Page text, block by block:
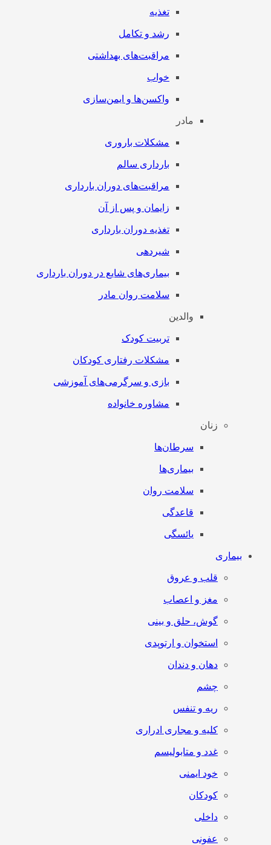
تغذیه
رشد و تکامل
مراقبت‌های بهداشتی
خواب
واکسن‌ها و ایمن‌سازی
مادر
مشکلات باروری
بارداری سالم
مراقبت‌های دوران بارداری
زایمان و پس از آن
تغذیه دوران بارداری
شیردهی
بیماری‌های شایع در دوران بارداری
سلامت روان مادر
والدین
تربیت کودک
مشکلات رفتاری کودکان
بازی و سرگرمی‌های آموزشی
مشاوره خانواده
زنان
سرطان‌‌ها
بیماری‌ها
سلامت روان
قاعدگی
یائسگی
بیماری
قلب و عروق
مغز و اعصاب
گوش، حلق و بینی
استخوان و ارتوپدی
دهان و دندان
چشم
ریه و تنفس
کلیه و مجاری ادراری
غدد و متابولیسم
خود ایمنی
کودکان
داخلی
عفونی